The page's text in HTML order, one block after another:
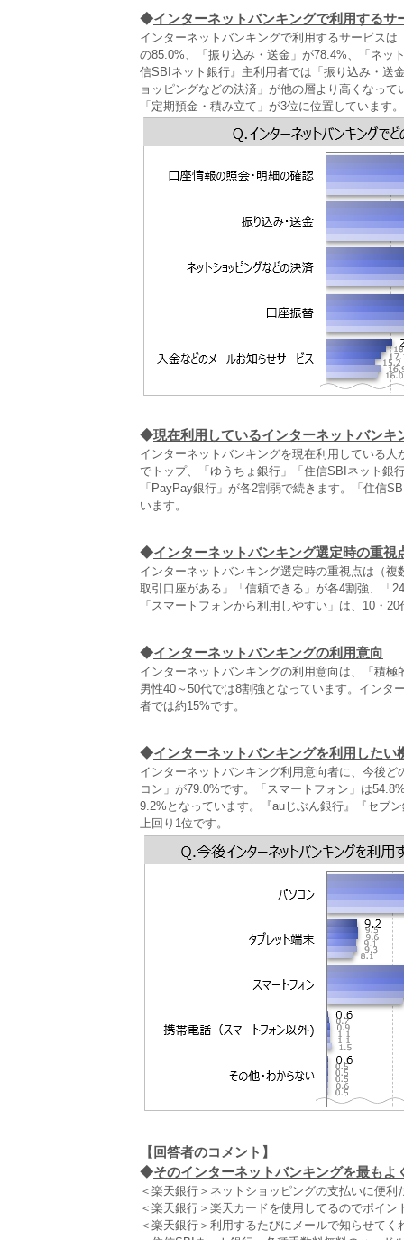
◆インターネットバンキングで利用するサ
インターネットバンキングで利用するサービス
の85.0%、「振り込み・送金」が78.4%、「ネッ
信SBIネット銀行』主利用者では「振り込み・送
ョッピングなどの決済」が他の層より高くなっ
「定期預金・積み立て」が3位に位置しています。
◆現在利用しているインターネットバンキ
インターネットバンキングを現在利用している
でトップ、「ゆうちょ銀行」「住信SBIネット銀
「PayPay銀行」が各2割弱で続きます。「住信
います。
◆インターネットバンキング選定時の重視
インターネットバンキング選定時の重視点は（
取引口座がある」「信頼できる」が各4割強、「
「スマートフォンから利用しやすい」は、10・
◆インターネットバンキングの利用意向
インターネットバンキングの利用意向は、「積
男性40～50代では8割強となっています。インタ
者では約15%です。
◆インターネットバンキングを利用したい
インターネットバンキング利用意向者に、今後
コン」が79.0%です。「スマートフォン」は
9.2%となっています。『auじぶん銀行』『セブ
上回り1位です。
【回答者のコメント】
◆そのインターネットバンキングを最もよ
＜楽天銀行＞ネットショッピングの支払いに便
＜楽天銀行＞楽天カードを使用してるのでポイ
＜楽天銀行＞利用するたびにメールで知らせて